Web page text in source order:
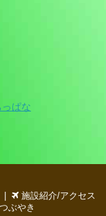
ぱな
施設紹介/アクセス
ぶやき